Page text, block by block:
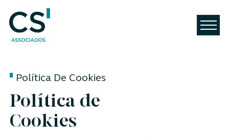
Política De Cookies
Política de
Cookies